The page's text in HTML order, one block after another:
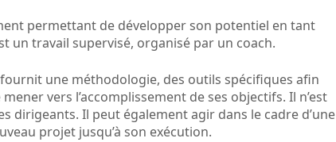
permettant de développer son potentiel en tant
un travail supervisé, organisé par un coach.
une méthodologie, des outils spécifiques afin
vers l’accomplissement de ses objectifs. Il n’est
dirigeants. Il peut également agir dans le cadre d’une
projet jusqu’à son exécution.